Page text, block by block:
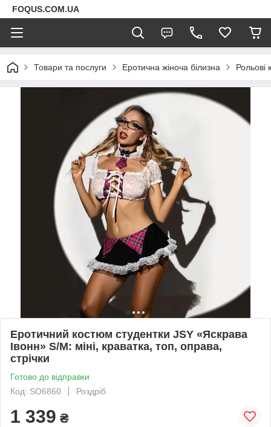
FOQUS.COM.UA
Товари та послуги Еротична жіноча білизна Рольові
Еротичний костюм студентки JSY «Яскрава
Івонн» S/M: міні, краватка, топ, оправа,
стрічки
Готово до відправки
Код: SO6860
Роздріб
1 339 ₴